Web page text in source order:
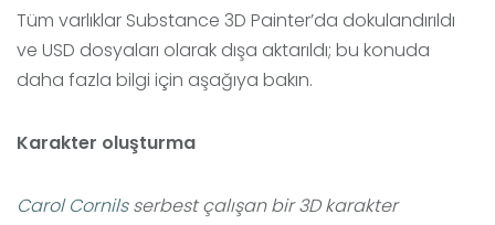
Tüm varlıklar Substance 3D Painter’da dokulandırıldı
ve USD dosyaları olarak dışa aktarıldı; bu konuda
daha fazla bilgi için aşağıya bakın.
Karakter oluşturma
Carol Cornilsserbest çalışan bir 3D karakter